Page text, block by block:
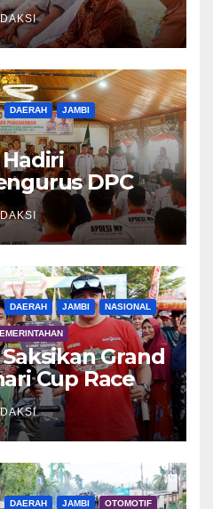
Terusan
DAERAH JAMBI
DPC
DAERAH JAMBI NASIONAL
Grand
Cup Race
DAERAH JAMBI OTOMOTIF